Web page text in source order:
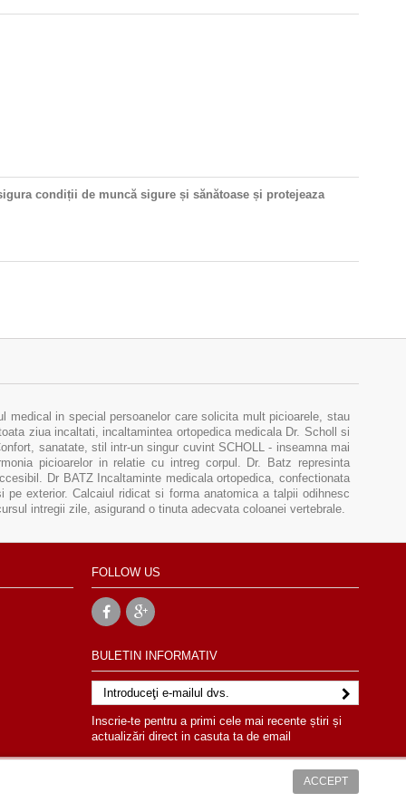
condiții de muncă sigure și sănătoase și protejeaza
medical in special persoanelor care solicita mult picioarele, stau
ziua incaltati, incaltamintea ortopedica medicala Dr. Scholl si
sanatate, stil intr-un singur cuvint SCHOLL - inseamna mai
picioarelor in relatie cu intreg corpul. Dr. Batz represinta
Dr BATZ Incaltaminte medicala ortopedica, confectionata
exterior. Calcaiul ridicat si forma anatomica a talpii odihnesc
intregii zile, asigurand o tinuta adecvata coloanei vertebrale.
FOLLOW US
BULETIN INFORMATIV
Inscrie-te pentru a primi cele mai recente știri și
actualizări direct in casuta ta de email
ACCEPT